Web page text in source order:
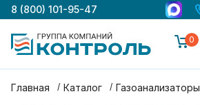
8 (800) 101-95-47
0
Главная Каталог Газоанализаторы